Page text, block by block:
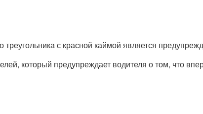
с красной каймой является
который предупреждает водителя о том, что